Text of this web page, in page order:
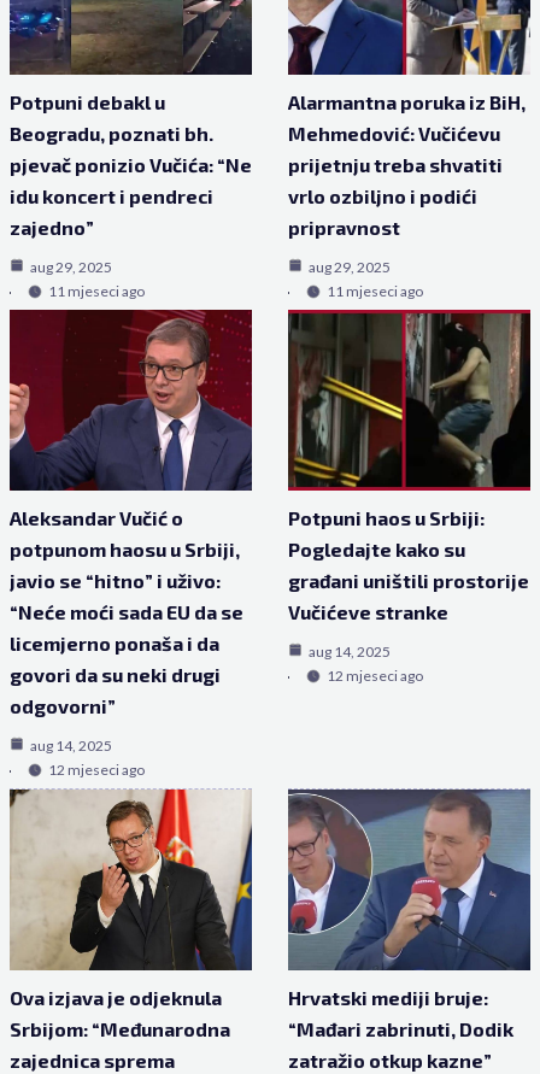
Potpuni debakl u
Beogradu, poznati bh.
pjevač ponizio Vučića: “Ne
idu koncert i pendreci
zajedno”
aug 29, 2025
11 mjeseci ago
Alarmantna poruka iz BiH,
Mehmedović: Vučićevu
prijetnju treba shvatiti
vrlo ozbiljno i podići
pripravnost
aug 29, 2025
11 mjeseci ago
Aleksandar Vučić o
potpunom haosu u Srbiji,
javio se “hitno” i uživo:
“Neće moći sada EU da se
licemjerno ponaša i da
govori da su neki drugi
odgovorni”
aug 14, 2025
12 mjeseci ago
Potpuni haos u Srbiji:
Pogledajte kako su
građani uništili prostorije
Vučićeve stranke
aug 14, 2025
12 mjeseci ago
Ova izjava je odjeknula
Srbijom: “Međunarodna
zajednica sprema
Hrvatski mediji bruje:
“Mađari zabrinuti, Dodik
zatražio otkup kazne”